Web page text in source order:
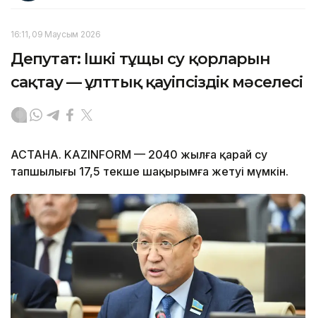
16:11, 09 Маусым 2026
Депутат: Ішкі тұщы су қорларын
сақтау — ұлттық қауіпсіздік мәселесі
АСТАНА. KAZINFORM — 2040 жылға қарай су
тапшылығы 17,5 текше шақырымға жетуі мүмкін.